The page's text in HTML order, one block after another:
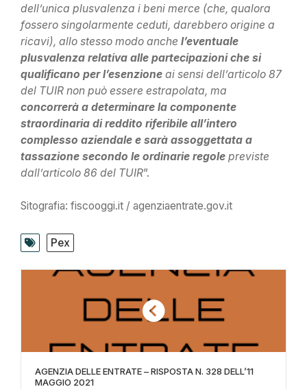
dell’unica plusvalenza i beni merce (che, qualora
fossero singolarmente ceduti, darebbero origine a
ricavi), allo stesso modo anche l’eventuale
plusvalenza relativa alle partecipazioni che si
qualificano per l’esenzione ai sensi dell’articolo 87
del TUIR non può essere estrapolata, ma
concorrerà a determinare la componente
straordinaria di reddito riferibile all’intero
complesso aziendale e sarà assoggettata a
tassazione secondo le ordinarie regole previste
dall’articolo 86 del TUIR”.
Sitografia: fiscooggi.it / agenziaentrate.gov.it
Pex
AGENZIA DELLE ENTRATE – RISPOSTA N. 328 DELL’11
MAGGIO 2021